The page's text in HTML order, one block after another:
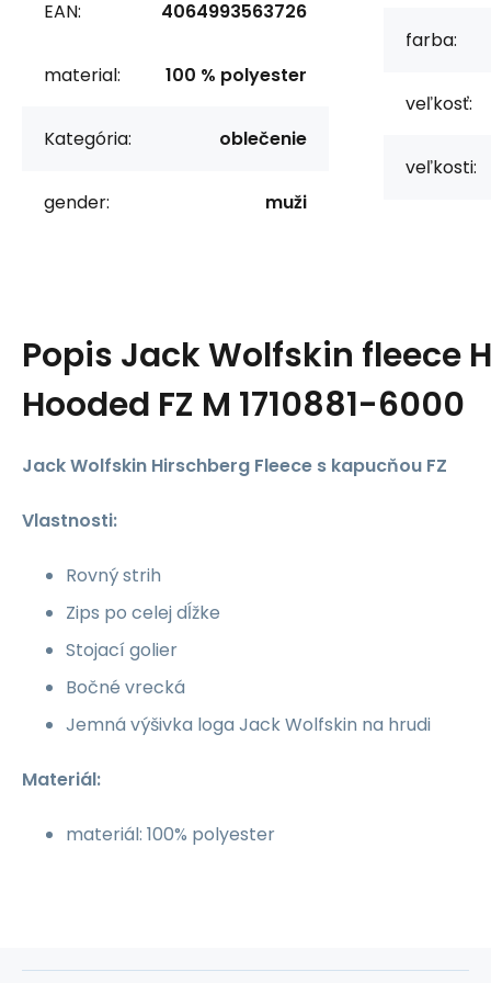
EAN: 4064993563726
material: 100 % polyester
Kategória: oblečenie
gender: muži
farba:
veľkosť:
veľkosti:
Popis Jack Wolfskin fleece
Hooded FZ M 1710881-6000
Jack Wolfskin Hirschberg Fleece s kapucňou FZ
Vlastnosti:
Rovný strih
Zips po celej dĺžke
Stojací golier
Bočné vrecká
Jemná výšivka loga Jack Wolfskin na hrudi
Materiál:
materiál: 100% polyester